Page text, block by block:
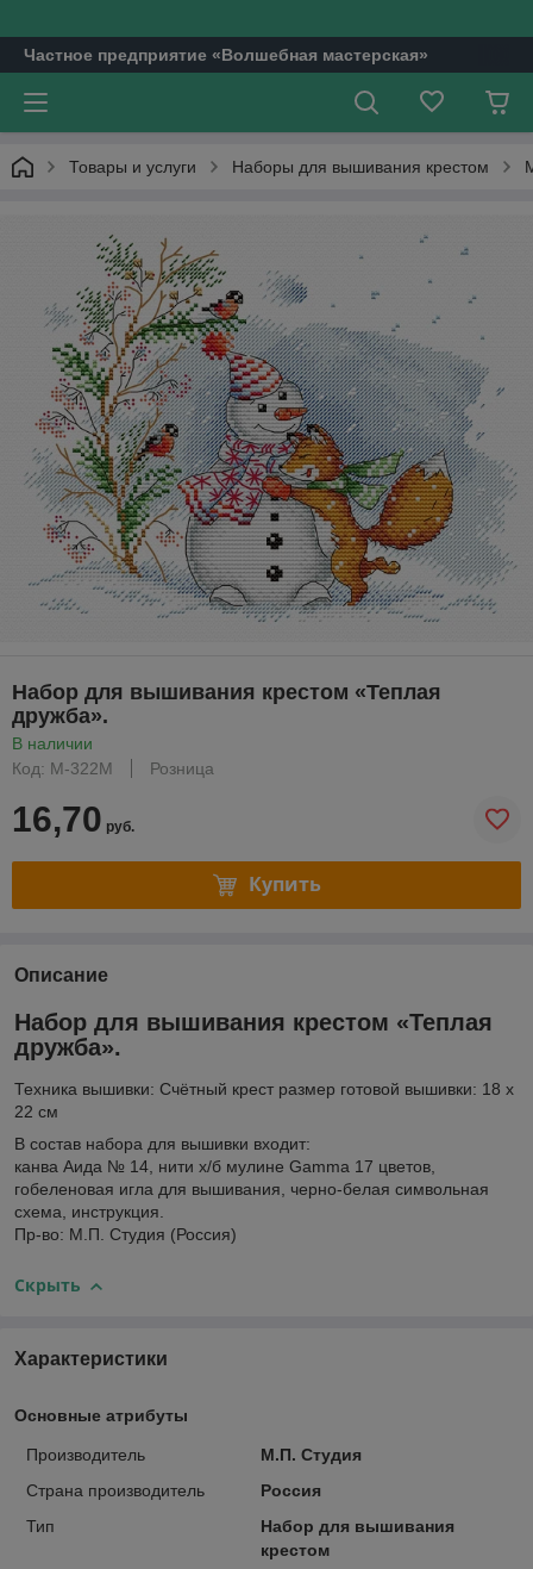
Частное предприятие «Волшебная мастерская»
Товары и услуги Наборы для вышивания крестом
Набор для вышивания крестом «Теплая
дружба».
В наличии
Код: М-322М
Розница
16,70 руб.
Купить
Описание
Набор для вышивания крестом «Теплая
дружба».
Техника вышивки: Счётный крест размер готовой вышивки: 18 х
22 см
В состав набора для вышивки входит:
канва Аида № 14, нити х/б мулине Gamma 17 цветов,
гобеленовая игла для вышивания, черно-белая символьная
схема, инструкция.
Пр-во: М.П. Студия (Россия)
Скрыть
Характеристики
Основные атрибуты
Производитель
М.П. Студия
Страна производитель
Россия
Тип
Набор для вышивания
крестом